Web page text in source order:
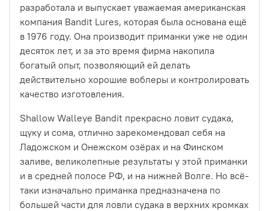
разработала и выпускает уважаемая американская
компания Bandit Lures, которая была основана ещё
в 1976 году. Она производит приманки уже не один
десяток лет, и за это время фирма накопила
богатый опыт, позволяющий ей делать
действительно хорошие воблеры и контролировать
качество изготовления.
Shallow Walleye Bandit прекрасно ловит судака,
щуку и сома, отлично зарекомендовал себя на
Ладожском и Онежском озёрах и на Финском
заливе, великолепные результаты у этой приманки
и в средней полосе РФ, и на нижней Волге. Но всё-
таки изначально приманка предназначена по
большей части для ловли судака в верхних кромках